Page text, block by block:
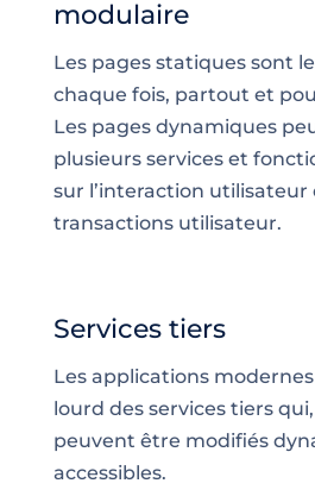
modulaire
Les pages statiques sont
chaque fois, partout et
Les pages dynamiques
plusieurs services et
sur l’interaction utilisateur
transactions utilisateur.
Services tiers
Les applications
lourd des services tiers
peuvent être modifiés
accessibles.